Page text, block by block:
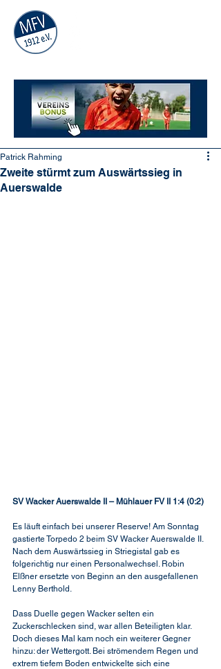
Zweite stürmt zum Auswärtssieg in
Auerswalde
Patrick Rahming
SV Wacker Auerswalde II – Mühlauer FV II 1:4 (0:2)
Es läuft einfach bei unserer Reserve! Am Sonntag
gastierte Torpedo 2 beim SV Wacker Auerswalde II.
Nach dem Auswärtssieg in Striegistal gab es
folgerichtig nur einen Personalwechsel. Robin
Elßner ersetzte von Beginn an den ausgefallenen
Lenny Berthold.
Dass Duelle gegen Wacker selten ein
Zuckerschlecken sind, war allen Beteiligten klar.
Doch dieses Mal kam noch ein weiterer Gegner
hinzu: der Wettergott. Bei strömendem Regen und
extrem tiefem Boden entwickelte sich eine